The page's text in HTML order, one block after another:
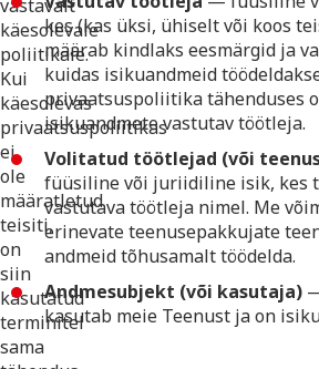
vastavalt
käesolevale
poliitikale.
Kui
käesolevas
privaatsuspoliitikas
ei
ole
määratletud
teisiti,
on
siin
kasutatud
terminitel
sama
kes (kas üksi, ühiselt või koos
määrab kindlaks eesmärgid ja
kuidas isikuandmeid
privaatsuspoliitika tähenduses
isikuandmete vastutav töötleja.
Volitatud töötlejad (või
füüsiline või juriidiline isik, kes
vastutava töötleja nimel. Me
erinevate teenusepakkujate
andmeid tõhusamalt töödelda.
Andmesubjekt (või kasutaja)
kasutab meie Teenust ja on